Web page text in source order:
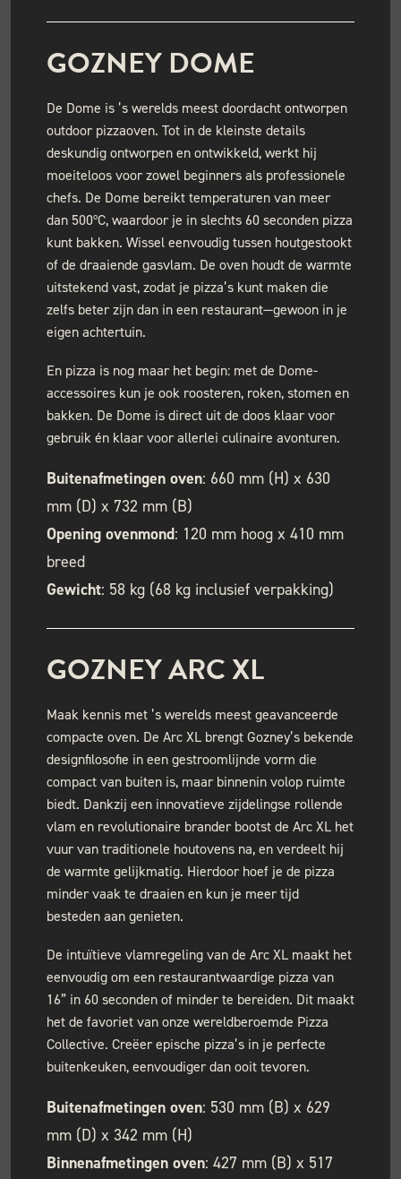
GOZNEY DOME
De Dome is ’s werelds meest doordacht ontworpen
outdoor pizzaoven. Tot in de kleinste details
deskundig ontworpen en ontwikkeld, werkt hij
moeiteloos voor zowel beginners als professionele
chefs. De Dome bereikt temperaturen van meer
dan 500ºC, waardoor je in slechts 60 seconden pizza
kunt bakken. Wissel eenvoudig tussen houtgestookt
of de draaiende gasvlam. De oven houdt de warmte
uitstekend vast, zodat je pizza’s kunt maken die
zelfs beter zijn dan in een restaurant—gewoon in je
eigen achtertuin.
En pizza is nog maar het begin: met de Dome-
accessoires kun je ook roosteren, roken, stomen en
bakken. De Dome is direct uit de doos klaar voor
gebruik én klaar voor allerlei culinaire avonturen.
Buitenafmetingen oven: 660 mm (H) x 630
mm (D) x 732 mm (B)
Opening ovenmond: 120 mm hoog x 410 mm
breed
Gewicht: 58 kg (68 kg inclusief verpakking)
GOZNEY ARC XL
Maak kennis met ’s werelds meest geavanceerde
compacte oven. De Arc XL brengt Gozney’s bekende
designfilosofie in een gestroomlijnde vorm die
compact van buiten is, maar binnenin volop ruimte
biedt. Dankzij een innovatieve zijdelingse rollende
vlam en revolutionaire brander bootst de Arc XL het
vuur van traditionele houtovens na, en verdeelt hij
de warmte gelijkmatig. Hierdoor hoef je de pizza
minder vaak te draaien en kun je meer tijd
besteden aan genieten.
De intuïtieve vlamregeling van de Arc XL maakt het
eenvoudig om een restaurantwaardige pizza van
16” in 60 seconden of minder te bereiden. Dit maakt
het de favoriet van onze wereldberoemde Pizza
Collective. Creëer epische pizza’s in je perfecte
buitenkeuken, eenvoudiger dan ooit tevoren.
Buitenafmetingen oven: 530 mm (B) x 629
mm (D) x 342 mm (H)
Binnenafmetingen oven: 427 mm (B) x 517